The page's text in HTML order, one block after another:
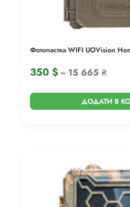
Фотопастка WIFI UOVision
350 $~ 15 665 ₴
ДОДАТИ В